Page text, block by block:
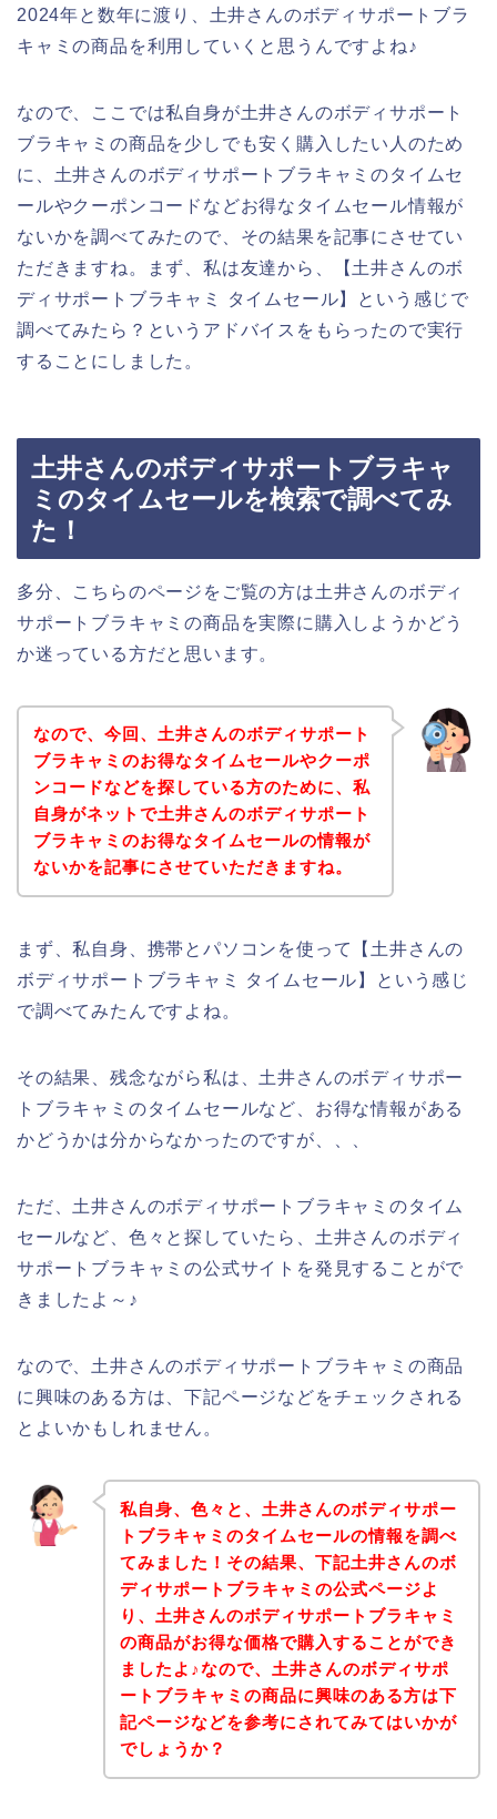
2024年と数年に渡り、土井さんのボディサポートブラ
キャミの商品を利用していくと思うんですよね♪
なので、ここでは私自身が土井さんのボディサポート
ブラキャミの商品を少しでも安く購入したい人のため
に、土井さんのボディサポートブラキャミのタイムセ
ールやクーポンコードなどお得なタイムセール情報が
ないかを調べてみたので、その結果を記事にさせてい
ただきますね。まず、私は友達から、【土井さんのボ
ディサポートブラキャミ タイムセール】という感じで
調べてみたら？というアドバイスをもらったので実行
することにしました。
土井さんのボディサポートブラキャ
ミのタイムセールを検索で調べてみ
た！
多分、こちらのページをご覧の方は土井さんのボディ
サポートブラキャミの商品を実際に購入しようかどう
か迷っている方だと思います。
なので、今回、土井さんのボディサポート
ブラキャミのお得なタイムセールやクーポ
ンコードなどを探している方のために、私
自身がネットで土井さんのボディサポート
ブラキャミのお得なタイムセールの情報が
ないかを記事にさせていただきますね。
まず、私自身、携帯とパソコンを使って【土井さんの
ボディサポートブラキャミ タイムセール】という感じ
で調べてみたんですよね。
その結果、残念ながら私は、土井さんのボディサポー
トブラキャミのタイムセールなど、お得な情報がある
かどうかは分からなかったのですが、、、
ただ、土井さんのボディサポートブラキャミのタイム
セールなど、色々と探していたら、土井さんのボディ
サポートブラキャミの公式サイトを発見することがで
きましたよ～♪
なので、土井さんのボディサポートブラキャミの商品
に興味のある方は、下記ページなどをチェックされる
とよいかもしれません。
私自身、色々と、土井さんのボディサポー
トブラキャミのタイムセールの情報を調べ
てみました！その結果、下記土井さんのボ
ディサポートブラキャミの公式ページよ
り、土井さんのボディサポートブラキャミ
の商品がお得な価格で購入することができ
ましたよ♪なので、土井さんのボディサポ
ートブラキャミの商品に興味のある方は下
記ページなどを参考にされてみてはいかが
でしょうか？